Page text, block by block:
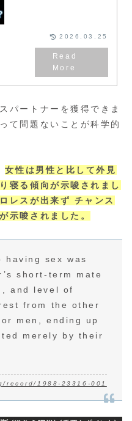
2026.03.25
パートナーを獲得できま
て問題ないことが科学的
女性は男性と比して外見
寝る傾向が示唆されまし
レスが出来ず チャンス
示唆されました。
having sex was
short-term mate
and level of
from the other
men, ending up
merely by their
1988-23316-001